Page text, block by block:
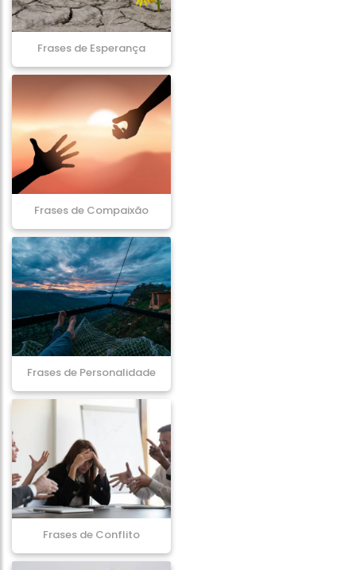
Frases de Esperança
Frases de Compaixão
Frases de Personalidade
Frases de Conflito